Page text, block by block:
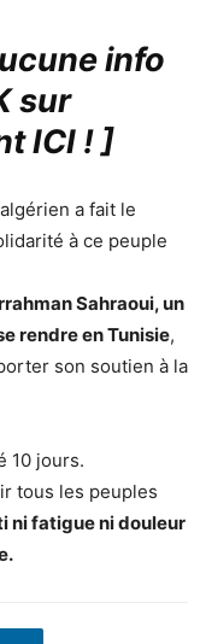
info
sur
ICI !]
a fait le
à ce peuple
Sahraoui, un
rendre en Tunisie,
son soutien à la
10 jours.
tous les peuples
ni fatigue ni douleur